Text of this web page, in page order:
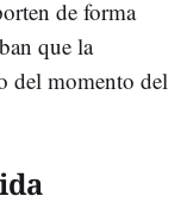
de forma
que la
del momento del